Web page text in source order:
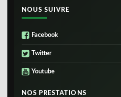
NOUS SUIVRE
Facebook
Twitter
Youtube
NOS PRESTATIONS